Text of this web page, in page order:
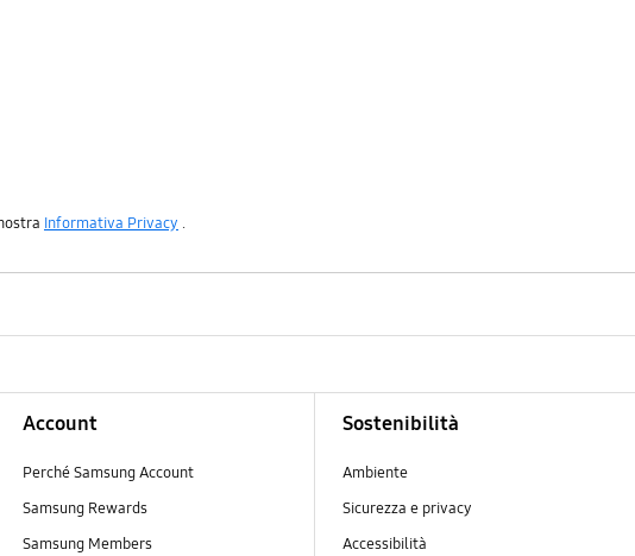
Informativa Privacy .
Account
Perché Samsung Account
Samsung Rewards
Samsung Members
Sostenibilità
Ambiente
Sicurezza e privacy
Accessibilità